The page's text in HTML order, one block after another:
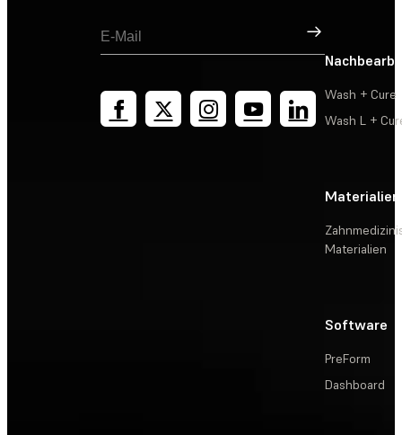
Registrieren
Wash + Cure
Wash L +
Materialien
Materialien
Software
PreForm
Dashboard